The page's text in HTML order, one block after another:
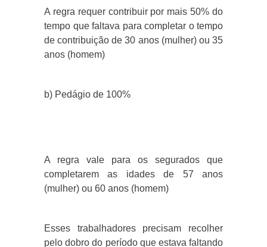
A regra requer contribuir por mais 50% do
tempo que faltava para completar o tempo
de contribuição de 30 anos (mulher) ou 35
anos (homem)
b) Pedágio de 100%
A regra vale para os segurados que
completarem as idades de 57 anos
(mulher) ou 60 anos (homem)
Esses trabalhadores precisam recolher
pelo dobro do período que estava faltando